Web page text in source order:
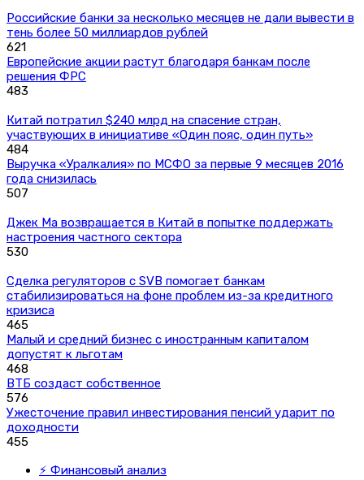
Российские банки за несколько месяцев не дали вывести в
тень более 50 миллиардов рублей
621
Европейские акции растут благодаря банкам после
решения ФРС
483
Китай потратил $240 млрд на спасение стран,
участвующих в инициативе «Один пояс, один путь»
484
Выручка «Уралкалия» по МСФО за первые 9 месяцев 2016
года снизилась
507
Джек Ма возвращается в Китай в попытке поддержать
настроения частного сектора
530
Сделка регуляторов с SVB помогает банкам
стабилизироваться на фоне проблем из-за кредитного
кризиса
465
Малый и средний бизнес с иностранным капиталом
допустят к льготам
468
ВТБ создаст собственное
576
Ужесточение правил инвестирования пенсий ударит по
доходности
455
⚡ Финансовый анализ